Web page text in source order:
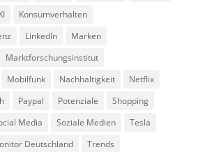
Konsumverhalten
LinkedIn
Marken
Marktforschungsinstitut
Mobilfunk Nachhaltigkeit
Netflix
Paypal Potenziale
Shopping
Media Soziale Medien
Tesla
Deutschland
Trends